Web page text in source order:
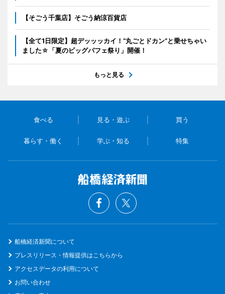
【そごう千葉店】そごう納涼百貨店
【全て1日限定】超デッッッカイ！“丸ごとドカン”と乗せちゃい
ました☆「夏のビッグパフェ祭り」開催！
もっと見る
食べる 見る・遊ぶ 買う
暮らす・働く 学ぶ・知る 特集
船橋経済新聞について
プレスリリース・情報提供はこちらから
アクセスデータの利用について
お問い合わせ